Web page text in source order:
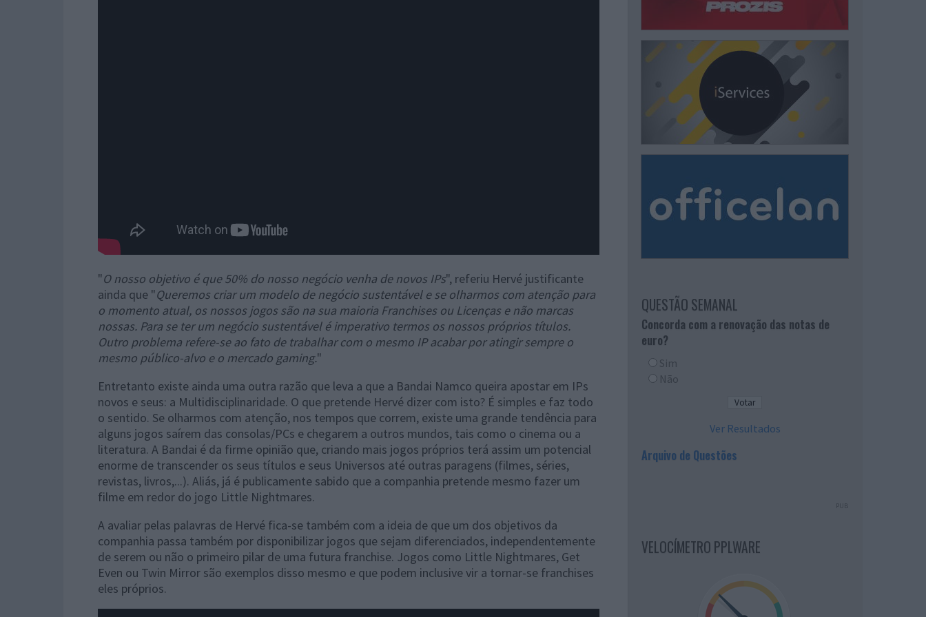
"O nosso objetivo é que 50% do nosso negócio venha de novos IPs", referiu Hervé justificante
ainda que "Queremos criar um modelo de negócio sustentável e se olharmos com atenção para
o momento atual, os nossos jogos são na sua maioria Franchises ou Licenças e não marcas
nossas. Para se ter um negócio sustentável é imperativo termos os nossos próprios títulos.
Outro problema refere-se ao fato de trabalhar com o mesmo IP acabar por atingir sempre o
mesmo público-alvo e o mercado gaming."
Entretanto existe ainda uma outra razão que leva a que a Bandai Namco queira apostar em IPs
novos e seus: a Multidisciplinaridade. O que pretende Hervé dizer com isto? É simples e faz todo
o sentido. Se olharmos com atenção, nos tempos que correm, existe uma grande tendência para
alguns jogos saírem das consolas/PCs e chegarem a outros mundos, tais como o cinema ou a
literatura. A Bandai é da firme opinião que, criando mais jogos próprios terá assim um potencial
enorme de transcender os seus títulos e seus Universos até outras paragens (filmes, séries,
revistas, livros,...). Aliás, já é publicamente sabido que a companhia pretende mesmo fazer um
filme em redor do jogo Little Nightmares.
A avaliar pelas palavras de Hervé fica-se também com a ideia de que um dos objetivos da
companhia passa também por disponibilizar jogos que sejam diferenciados, independentemente
de serem ou não o primeiro pilar de uma futura franchise. Jogos como Little Nightmares, Get
Even ou Twin Mirror são exemplos disso mesmo e que podem inclusive vir a tornar-se franchises
eles próprios.
QUESTÃO SEMANAL
Concorda com a renovação das notas de
euro?
Sim
Não
Ver Resultados
Arquivo de Questões
PUB
VELOCÍMETRO PPLWARE